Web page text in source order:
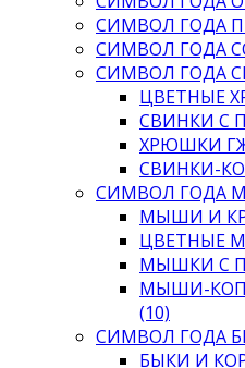
СИМВОЛ ГОДА
СИМВОЛ ГОДА
СИМВОЛ ГОДА
ЦВЕТНЫЕ
СВИНКИ С
ХРЮШКИ
СВИНКИ-
СИМВОЛ ГОДА
МЫШИ И
ЦВЕТНЫЕ
МЫШКИ С
МЫШИ-
(10)
СИМВОЛ ГОДА
БЫКИ И